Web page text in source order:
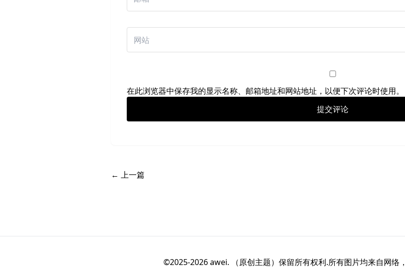
在此浏览器中保存我的显示名称、邮箱地址和网站地址，以便下次评论时使用。
← 上一篇
©2025-2026 awei. （原创主题）保留所有权利.所有图片均来自网络